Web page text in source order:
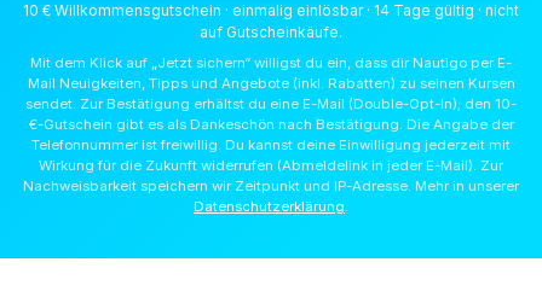
10 € Willkommensgutschein · einmalig einlösbar · 14 Tage gültig · nicht
auf Gutscheinkäufe.
Mit dem Klick auf „Jetzt sichern“ willigst du ein, dass dir Nautigo per E-
Mail Neuigkeiten, Tipps und Angebote (inkl. Rabatten) zu seinen Kursen
sendet. Zur Bestätigung erhältst du eine E-Mail (Double-Opt-In); den 10-
€-Gutschein gibt es als Dankeschön nach Bestätigung. Die Angabe der
Telefonnummer ist freiwillig. Du kannst deine Einwilligung jederzeit mit
Wirkung für die Zukunft widerrufen (Abmeldelink in jeder E-Mail). Zur
Nachweisbarkeit speichern wir Zeitpunkt und IP-Adresse. Mehr in unserer
Datenschutzerklärung.